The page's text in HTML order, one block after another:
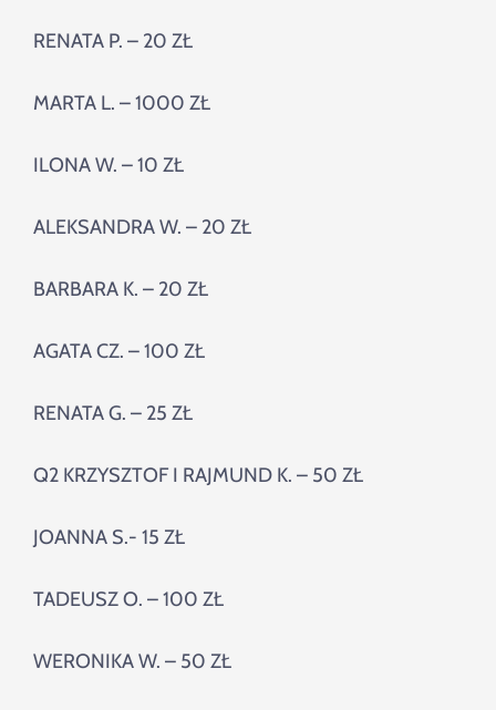
RENATA P. – 20 ZŁ
MARTA L. – 1000 ZŁ
ILONA W. – 10 ZŁ
ALEKSANDRA W. – 20 ZŁ
BARBARA K. – 20 ZŁ
AGATA CZ. – 100 ZŁ
RENATA G. – 25 ZŁ
Q2 KRZYSZTOF I RAJMUND K. – 50 ZŁ
JOANNA S.- 15 ZŁ
TADEUSZ O. – 100 ZŁ
WERONIKA W. – 50 ZŁ